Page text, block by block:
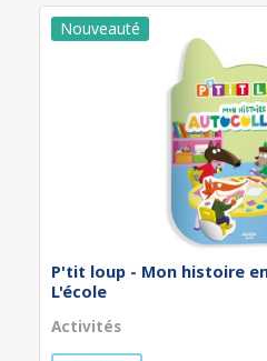
P'tit loup - Mon histoire
L'école
Activités